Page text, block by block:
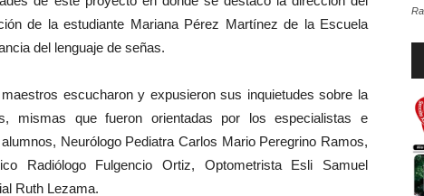
de la estudiante Mariana Pérez Martínez de la Escuela
del lenguaje de señas.
escucharon y expusieron sus inquietudes sobre la
mismas que fueron orientadas por los especialistas e
Neurólogo Pediatra Carlos Mario Peregrino Ramos,
Radiólogo Fulgencio Ortiz, Optometrista Esli Samuel
Ruth Lezama.